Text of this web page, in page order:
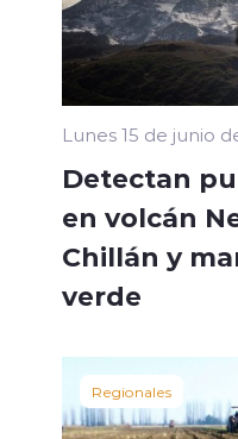
Lunes 15 de junio
Detectan
en volcán
Chillán y
verde
Regionales